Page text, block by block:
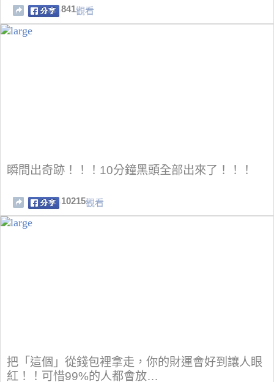
841觀看
瞬間出奇跡！！！10分鐘黑頭全部出來了！！！
10215觀看
把「這個」從錢包裡拿走，你的財運會好到讓人眼
紅！！可惜99%的人都會放…